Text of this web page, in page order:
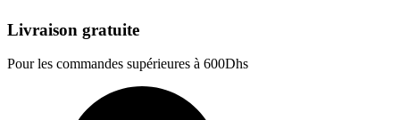
Livraison gratuite
Pour les commandes supérieures à 600Dhs